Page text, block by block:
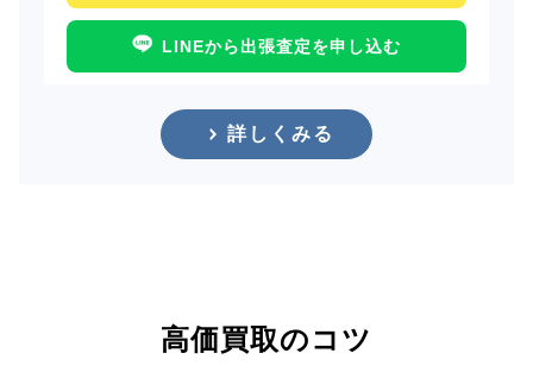
LINEから出張査定を申し込む
詳しくみる
高価買取のコツ